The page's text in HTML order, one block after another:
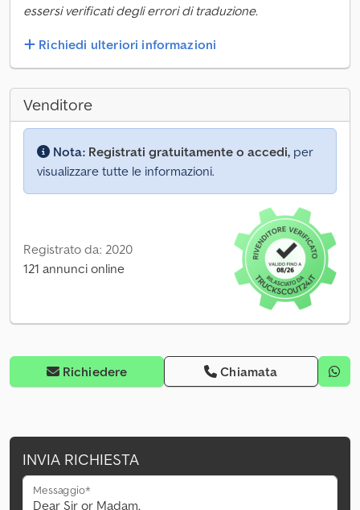
essersi verificati degli errori di traduzione.
Richiedi ulteriori informazioni
Venditore
Nota: Registrati gratuitamente o accedi, per
visualizzare tutte le informazioni.
Registrato da: 2020
121 annunci online
Richiedere Chiamata
INVIA RICHIESTA
Messaggio*